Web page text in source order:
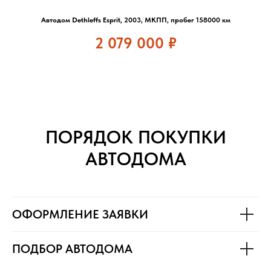
Автодом Dethleffs Esprit, 2003, МКПП, пробег 158000 км
2 079 000 ₽
ПОРЯДОК ПОКУПКИ
АВТОДОМА
ОФОРМЛЕНИЕ ЗАЯВКИ
ПОДБОР АВТОДОМА